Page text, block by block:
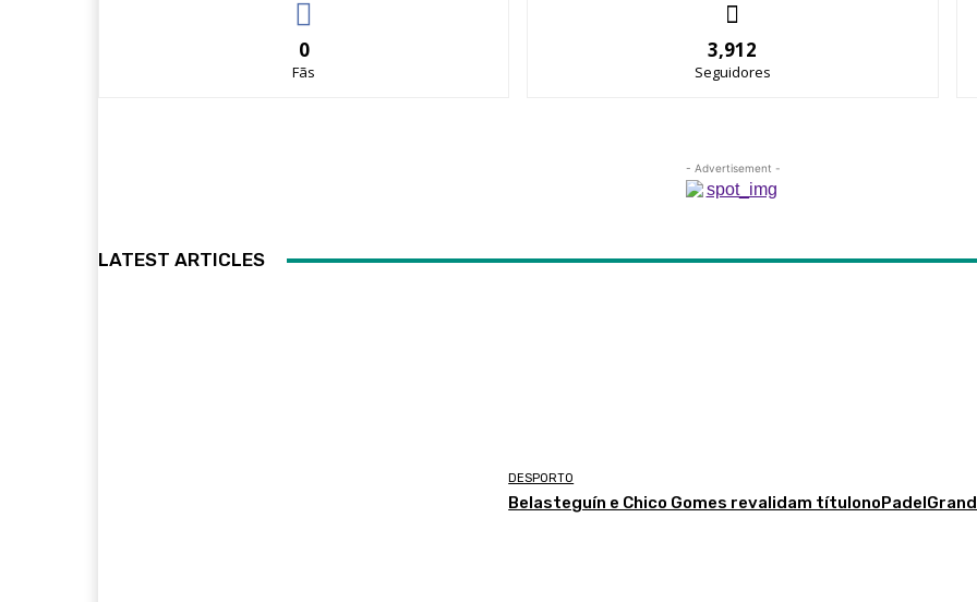
0
Fãs
3,912
Seguidores
- Advertisement -
LATEST ARTICLES
DESPORTO
Belasteguín e Chico Gomes revalidam